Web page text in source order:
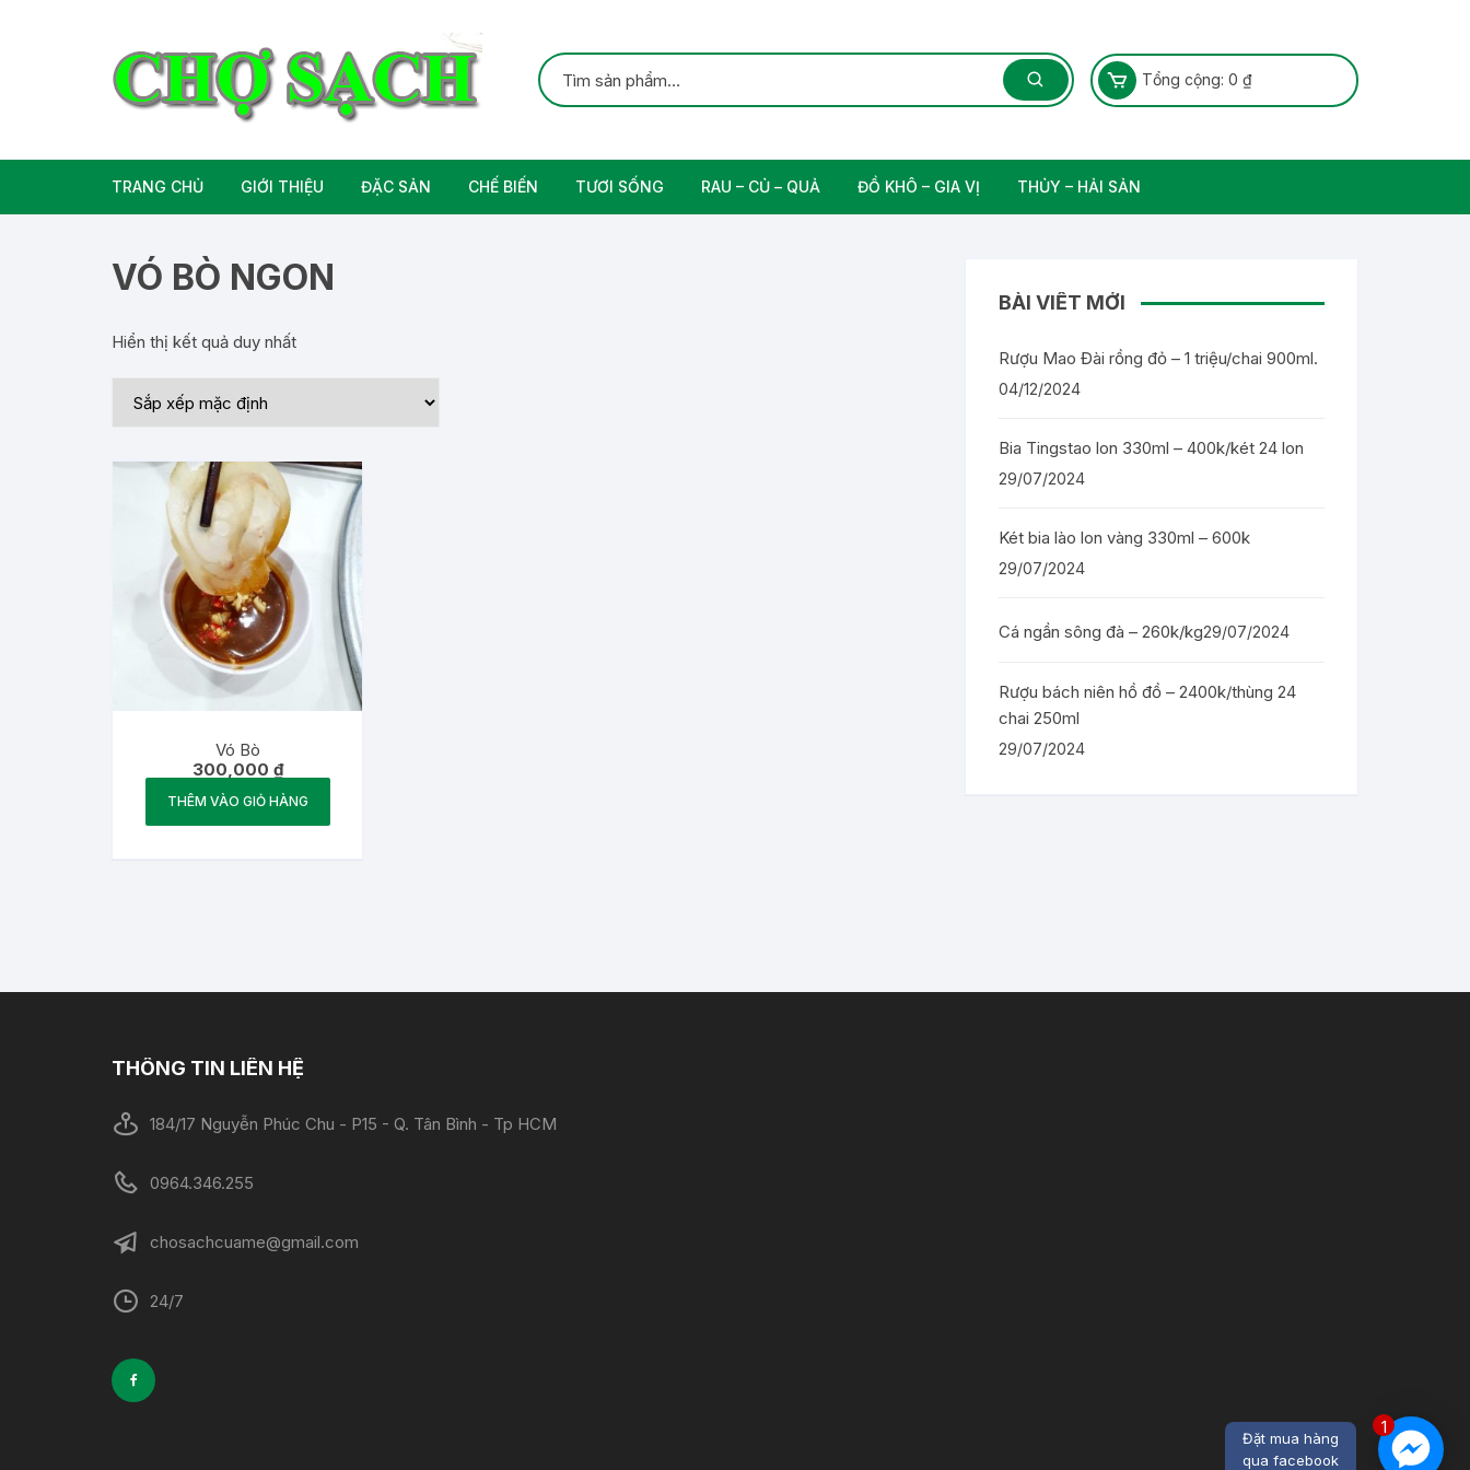
1
Đặt mua hàng
qua facebook
Tổng cộng: 0 ₫
TRANG CHỦ GIỚI THIỆU ĐẶC SẢN
Rượu bia đặc sản
CHẾ BIẾN TƯƠI SỐNG RAU – CỦ – QUẢ ĐỒ KHÔ – GIA VỊ THỦY – HẢI SẢN
VÓ BÒ NGON
Hiển thị kết quả duy nhất
Vó Bò
300,000 ₫
THÊM VÀO GIỎ HÀNG
BÀI VIẾT MỚI
Rượu Mao Đài rồng đỏ – 1 triệu/chai 900ml.
04/12/2024
Bia Tingstao lon 330ml – 400k/két 24 lon
29/07/2024
Két bia lào lon vàng 330ml – 600k
29/07/2024
Cá ngần sông đà – 260k/kg29/07/2024
Rượu bách niên hồ đồ – 2400k/thùng 24
chai 250ml
29/07/2024
THÔNG TIN LIÊN HỆ
184/17 Nguyễn Phúc Chu - P15 - Q. Tân Bình - Tp HCM
0964.346.255
chosachcuame@gmail.com
24/7